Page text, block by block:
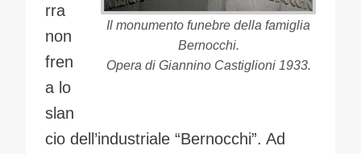
Il monumento funebre della famiglia
Bernocchi.
Opera di Giannino Castiglioni 1933.
rra
non
fren
a lo
slan
cio dell’industriale “Bernocchi”. Ad